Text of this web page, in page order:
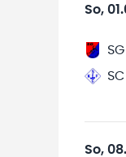
So,
So,